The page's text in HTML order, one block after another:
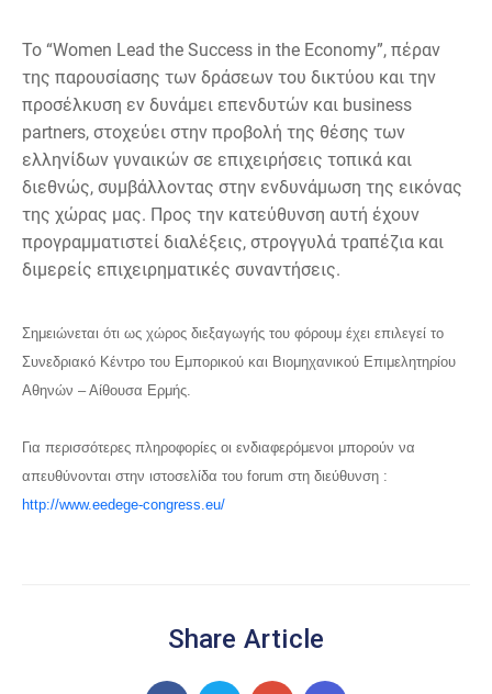
Το “Women Lead the Success in the Economy”, πέραν
της παρουσίασης των δράσεων του δικτύου και την
προσέλκυση εν δυνάμει επενδυτών και business
partners, στοχεύει στην προβολή της θέσης των
ελληνίδων γυναικών σε επιχειρήσεις τοπικά και
διεθνώς, συμβάλλοντας στην ενδυνάμωση της εικόνας
της χώρας μας. Προς την κατεύθυνση αυτή έχουν
προγραμματιστεί διαλέξεις, στρογγυλά τραπέζια και
διμερείς επιχειρηματικές συναντήσεις.
Σημειώνεται ότι ως χώρος διεξαγωγής του φόρουμ έχει επιλεγεί το
Συνεδριακό Κέντρο του Εμπορικού και Βιομηχανικού Επιμελητηρίου
Αθηνών – Αίθουσα Ερμής.
Για περισσότερες πληροφορίες οι ενδιαφερόμενοι μπορούν να
απευθύνονται στην ιστοσελίδα του forum στη διεύθυνση :
http://www.eedege-congress.eu/
Share Article